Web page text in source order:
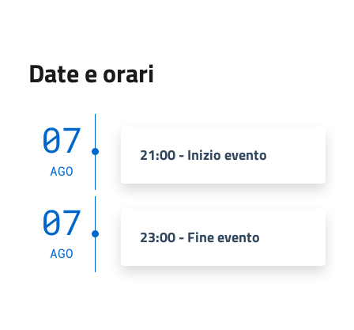
Date e orari
07
AGO
21:00 - Inizio evento
07
AGO
23:00 - Fine evento